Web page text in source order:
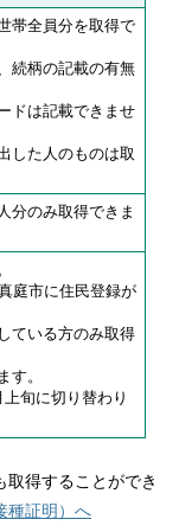
帯全員分を取得で
続柄の記載の有無
ドは記載できませ
した人のものは取
分のみ取得できま
庭市に住民登録が
ている方のみ取得
す。
旬に切り替わり
得することができ
種証明）へ